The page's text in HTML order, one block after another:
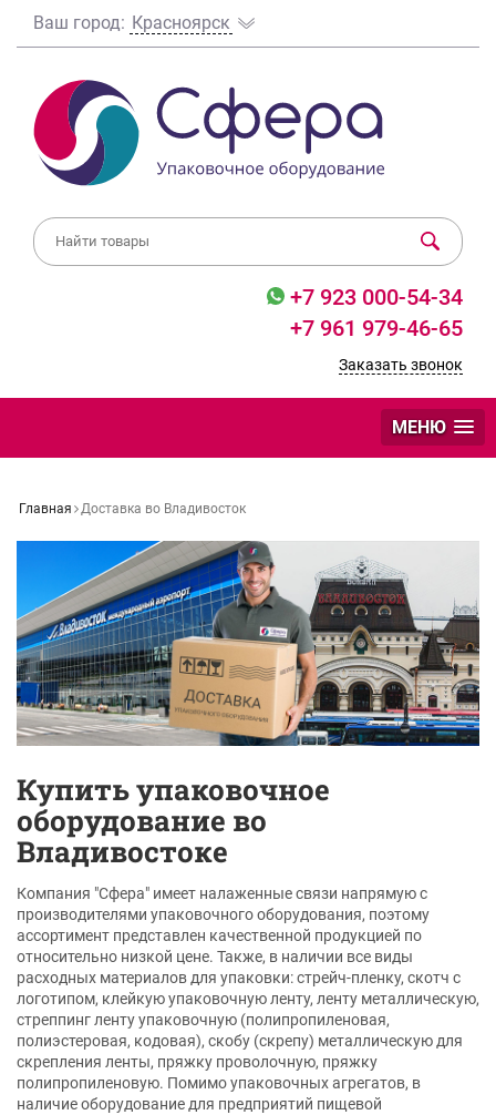
Ваш город: Красноярск
+7 923 000-54-34
+7 961 979-46-65
Заказать звонок
МЕНЮ
Главная Доставка во Владивосток
Купить упаковочное
оборудование во
Владивостоке
Компания "Сфера" имеет налаженные связи напрямую с
производителями упаковочного оборудования, поэтому
ассортимент представлен качественной продукцией по
относительно низкой цене. Также, в наличии все виды
расходных материалов для упаковки: стрейч-пленку, скотч с
логотипом, клейкую упаковочную ленту, ленту металлическую,
стреппинг ленту упаковочную (полипропиленовая,
полиэстеровая, кодовая), скобу (скрепу) металлическую для
скрепления ленты, пряжку проволочную, пряжку
полипропиленовую. Помимо упаковочных агрегатов, в
наличие оборудование для предприятий пищевой